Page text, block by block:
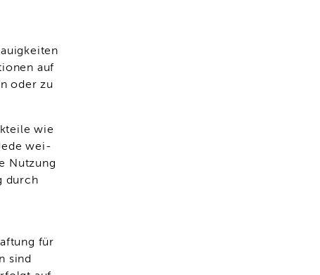
auf
oder zu
wie
wei­
Nut­zung
durch
für
sind